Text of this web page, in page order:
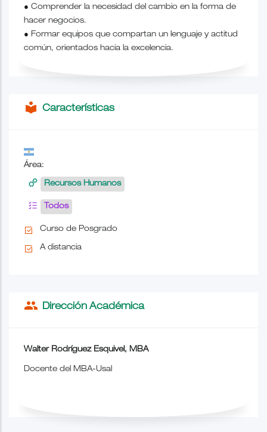
● Comprender la necesidad del cambio en la forma de
hacer negocios.
● Formar equipos que compartan un lenguaje y actitud
común, orientados hacia la excelencia.
local_library Características
Área:
Recursos Humanos
Todos
Curso de Posgrado
A distancia
people Dirección Académica
Walter Rodríguez Esquivel, MBA
Docente del MBA-Usal